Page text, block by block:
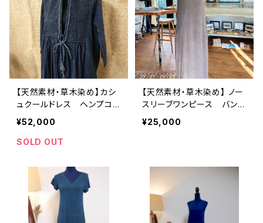
【天然素材・草木染め】カシ
ュクールドレス ヘンプコッ
トン
¥52,000
SOLD OUT
【天然素材・草木染め】 ノー
スリーブワンピース バンブ
ー
¥25,000